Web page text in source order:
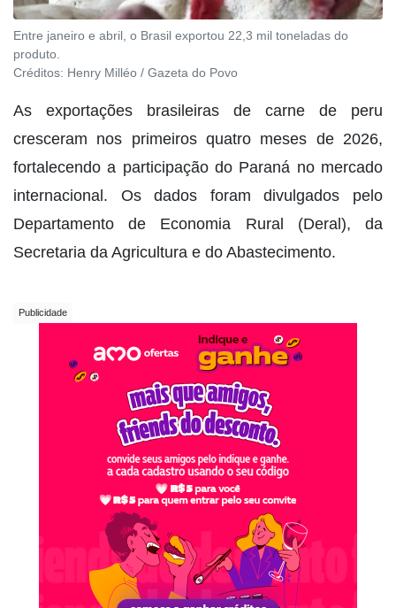
Entre janeiro e abril, o Brasil exportou 22,3 mil toneladas do
produto.
Créditos: Henry Milléo / Gazeta do Povo
As exportações brasileiras de carne de peru
cresceram nos primeiros quatro meses de 2026,
fortalecendo a participação do Paraná no mercado
internacional. Os dados foram divulgados pelo
Departamento de Economia Rural (Deral), da
Secretaria da Agricultura e do Abastecimento.